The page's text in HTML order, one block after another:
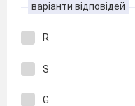
варіанти відповідей
R
S
G